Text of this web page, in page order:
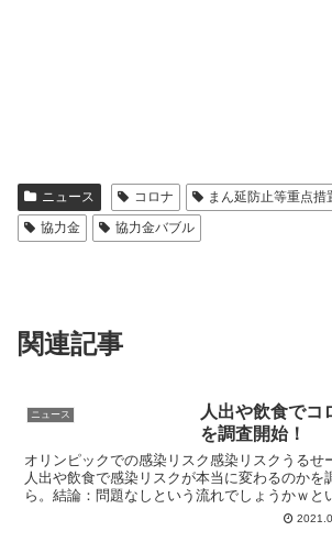
ニュース コロナ まん延防止等重点措
協力金
協力金バブル
関連記事
ニュース
人出や飲食でコ
を調査開始！
オリンピックでの感染リスク感染リスクうるせ
人出や飲食で感染リスクが本当に変わるのかを
ら。結論：問題なしという流れでしょうかｗと
感染リスクも少ないことが明らかになったの